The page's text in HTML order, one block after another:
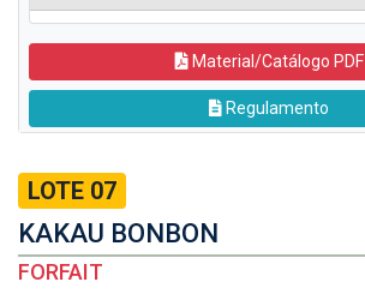
Material/Catálogo PDF
Regulamento
LOTE 07
KAKAU BONBON
FORFAIT